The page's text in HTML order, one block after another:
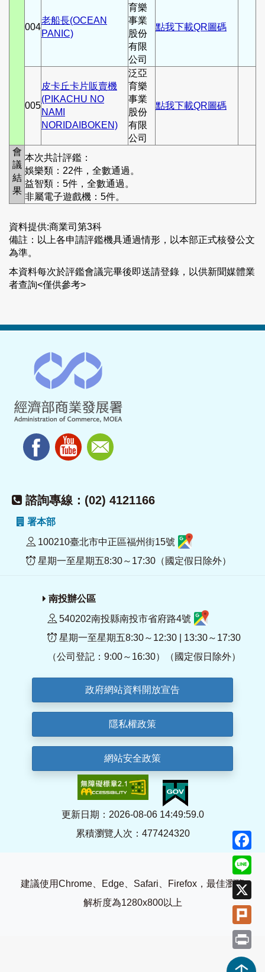
004
老船長(OCEAN
PANIC)
育樂
事業
股份
有限
公司
點我下載QR圖碼
005
皮卡丘卡片販賣機
(PIKACHU NO
NAMI
NORIDAIBOKEN)
泛亞
育樂
事業
股份
有限
公司
點我下載QR圖碼
會
議
結
果
本次共計評鑑：
娛樂類：22件，全數通過。
益智類：5件，全數通過。
非屬電子遊戲機：5件。
資料提供:商業司第3科
備註：以上各申請評鑑機具通過情形，以本部正式核發公文
為準。
本資料每次於評鑑會議完畢後即送請登錄，以供新聞媒體業
者查詢<僅供參考>
諮詢專線：(02) 4121166
署本部
100210臺北市中正區福州街15號
星期一至星期五8:30～17:30（國定假日除外）
南投辦公區
540202南投縣南投市省府路4號
星期一至星期五8:30～12:30 | 13:30～17:30
（公司登記：9:00～16:30）（國定假日除外）
政府網站資料開放宣告
隱私權政策
網站安全政策
更新日期：2026-08-06 14:49:59.0
累積瀏覽人次：477424320
建議使用Chrome、Edge、Safari、Firefox，最佳瀏覽
解析度為1280x800以上